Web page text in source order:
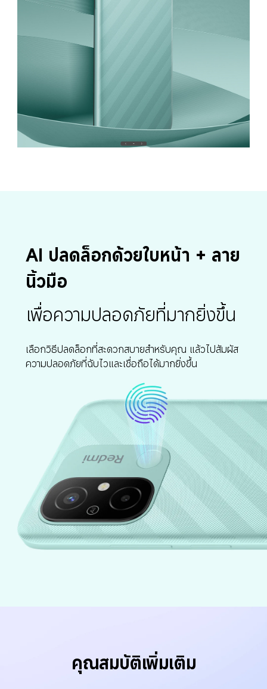
AI ปลดล็อกด้วยใบหน้า + ลาย
นิ้วมือ
เพื่อความปลอดภัยที่มากยิ่งขึ้น
เลือกวิธีปลดล็อกที่สะดวกสบายสำหรับคุณ แล้วไปสัมผัส
ความปลอดภัยที่ฉับไวและเชื่อถือได้มากยิ่งขึ้น
คุณสมบัติเพิ่มเติม